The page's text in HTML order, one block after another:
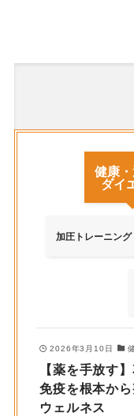
健康・
ダイ
加圧トレーニング
2026年3月10日
【薬を手放す
免疫を根本か
ウェルネス